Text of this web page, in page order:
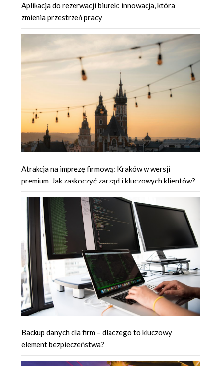
Aplikacja do rezerwacji biurek: innowacja, która
zmienia przestrzeń pracy
Atrakcja na imprezę firmową: Kraków w wersji
premium. Jak zaskoczyć zarząd i kluczowych klientów?
Backup danych dla firm – dlaczego to kluczowy
element bezpieczeństwa?